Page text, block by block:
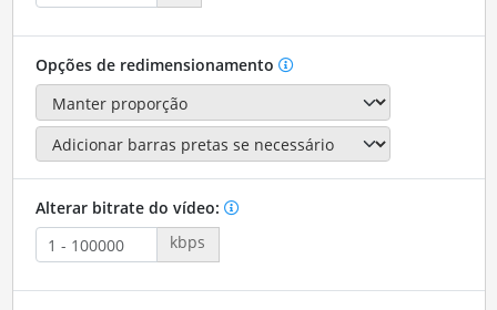
Opções de redimensionamento
Alterar bitrate do vídeo:
kbps